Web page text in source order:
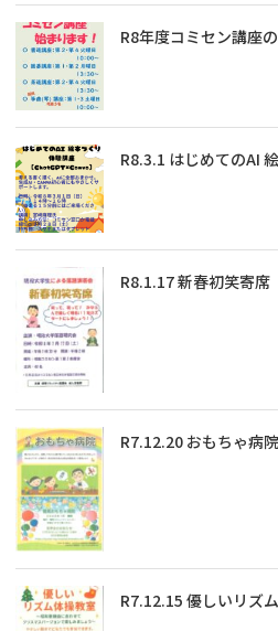
R8年度コミセン講座
R8.3.1 はじめてのAI
R8.1.17 新春初笑寄席
R7.12.20 おもちゃ病院
R7.12.15 優しいリズ